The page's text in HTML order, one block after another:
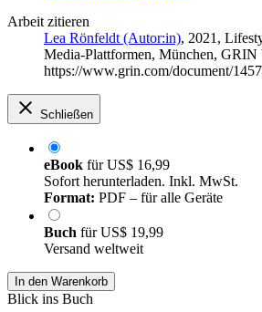
Arbeit zitieren
Lea Rönfeldt (Autor:in), 2021,
Media-Plattformen, München, GRIN
https://www.grin.com/document/
Schließen
eBook fürUS$ 16,99
Sofort herunterladen. Inkl. MwSt.
Format: PDF – für alle Geräte
Buch fürUS$ 19,99
Versand weltweit
In den Warenkorb
Blick ins Buch